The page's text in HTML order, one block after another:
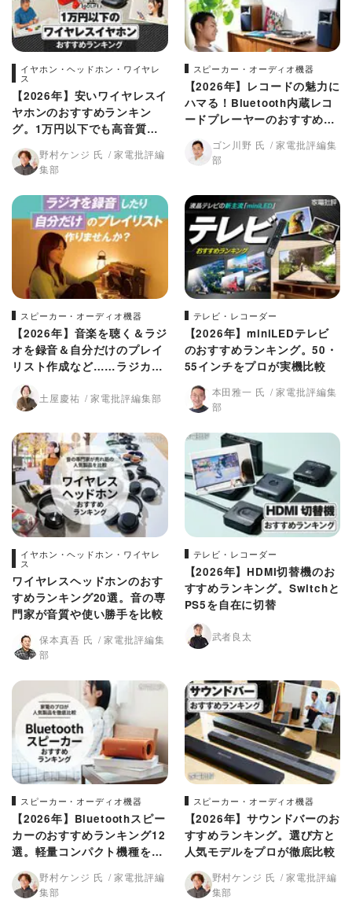
イヤホン・ヘッドホン・ワイヤレ
ス
【2026年】安いワイヤレスイ
ヤホンのおすすめランキン
グ。1万円以下でも高音質な
コスパ最強モデルを徹底比較
野村ケンジ 氏
家電批評編
集部
スピーカー・オーディオ機器
【2026年】レコードの魅力に
ハマる！Bluetooth内蔵レコ
ードプレーヤーのおすすめ3
ゴン川野 氏
家電批評編集
部
スピーカー・オーディオ機器
【2026年】音楽を聴く＆ラジ
オを録音＆自分だけのプレイ
リスト作成など……ラジカセ
のおすすめ3選
土屋慶祐 家電批評編集部
テレビ・レコーダー
【2026年】miniLEDテレビ
のおすすめランキング。50・
55インチをプロが実機比較
本田雅一 氏
家電批評編集
部
イヤホン・ヘッドホン・ワイヤレ
ス
ワイヤレスヘッドホンのおす
すめランキング20選。音の専
門家が音質や使い勝手を比較
保本真吾 氏
家電批評編集
部
テレビ・レコーダー
【2026年】HDMI切替機のお
すすめランキング。Switchと
PS5を自在に切替
武者良太
スピーカー・オーディオ機器
【2026年】Bluetoothスピー
カーのおすすめランキング12
選。軽量コンパクト機種を徹
底比較
野村ケンジ 氏
家電批評編
集部
スピーカー・オーディオ機器
【2026年】サウンドバーのお
すすめランキング。選び方と
人気モデルをプロが徹底比較
野村ケンジ 氏
家電批評編
集部